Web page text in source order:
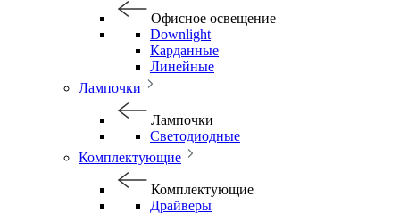
Офисное освещение
Downlight
Карданные
Линейные
Лампочки
Лампочки
Светодиодные
Комплектующие
Комплектующие
Драйверы